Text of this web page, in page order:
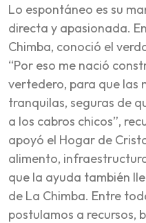
Lo espontáneo es su
directa y apasionada.
Chimba, conoció el
“Por eso me nació
vertedero, para que las
tranquilas, seguras de
a los cabros chicos”,
apoyó el Hogar de
alimento,
que la ayuda también
de La Chimba. Entre
postulamos a recursos,